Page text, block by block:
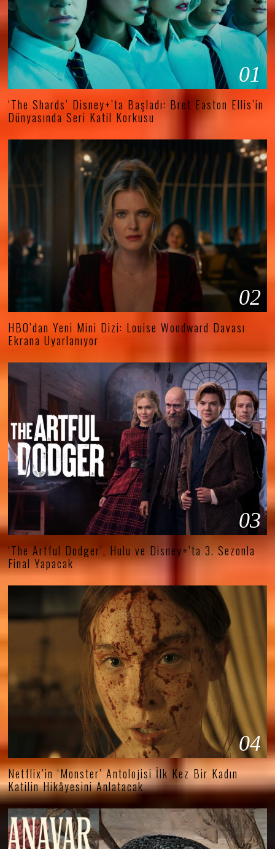
01
‘The Shards’ Disney+’ta Başladı: Bret Easton Ellis’in
Dünyasında Seri Katil Korkusu
02
HBO’dan Yeni Mini Dizi: Louise Woodward Davası
Ekrana Uyarlanıyor
03
‘The Artful Dodger’, Hulu ve Disney+’ta 3. Sezonla
Final Yapacak
04
Netflix’in ‘Monster’ Antolojisi İlk Kez Bir Kadın
Katilin Hikâyesini Anlatacak